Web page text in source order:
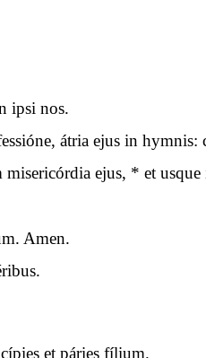
ipsi nos.
átria ejus in
ejus, * et usque
Amen.
et páries fílium.